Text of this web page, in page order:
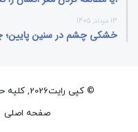
13 مرداد, 1405
خشکی چشم در سنین پایین؛
© کپی رایت2026, کلیه حقوق برای آکس مگ محفوظ است.
صفحه اصلی